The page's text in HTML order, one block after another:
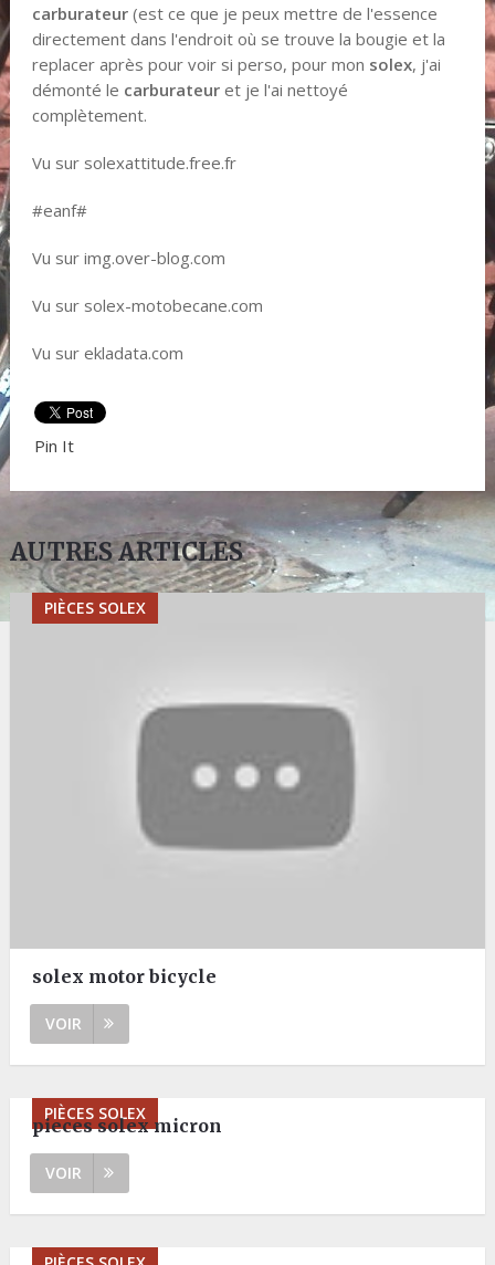
carburateur(est ce que je peux mettre de l'essence
directement dans l'endroit où se trouve la bougie et la
replacer après pour voir si perso, pour mon solex, j'ai
démonté le carburateuret je l'ai nettoyé
complètement.
Vu sur solexattitude.free.fr
#eanf#
Vu sur img.over-blog.com
Vu sur solex-motobecane.com
Vu sur ekladata.com
Pin It
AUTRES ARTICLES
PIÈCES SOLEX
solex motor bicycle
VOIR
PIÈCES SOLEX
pieces solex micron
VOIR